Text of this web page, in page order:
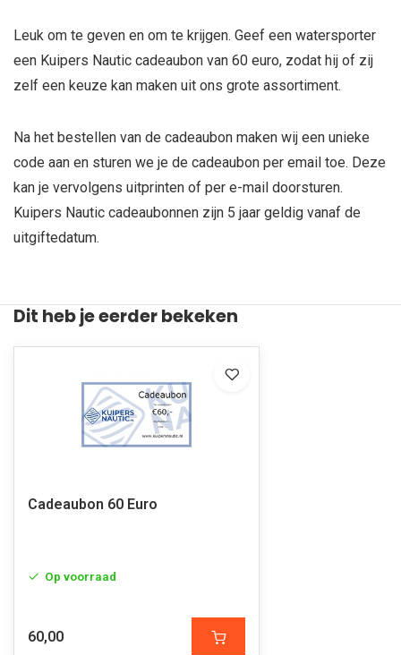
Leuk om te geven en om te krijgen. Geef een watersporter
een Kuipers Nautic cadeaubon van 60 euro, zodat hij of zij
zelf een keuze kan maken uit ons grote assortiment.
Na het bestellen van de cadeaubon maken wij een unieke
code aan en sturen we je de cadeaubon per email toe. Deze
kan je vervolgens uitprinten of per e-mail doorsturen.
Kuipers Nautic cadeaubonnen zijn 5 jaar geldig vanaf de
uitgiftedatum.
Dit heb je eerder bekeken
Cadeaubon 60 Euro
Op voorraad
60,00